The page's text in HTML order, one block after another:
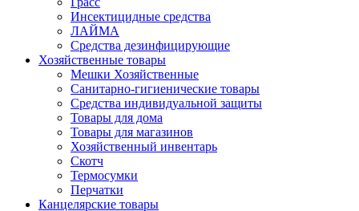
Инсектицидные средства
ЛАЙМА
Средства дезинфицирующие
Хозяйственные товары
Мешки Хозяйственные
Санитарно-гигиенические товары
Средства индивидуальной защиты
Товары для дома
Товары для магазинов
Хозяйственный инвентарь
Скотч
Термосумки
Перчатки
Канцелярские товары